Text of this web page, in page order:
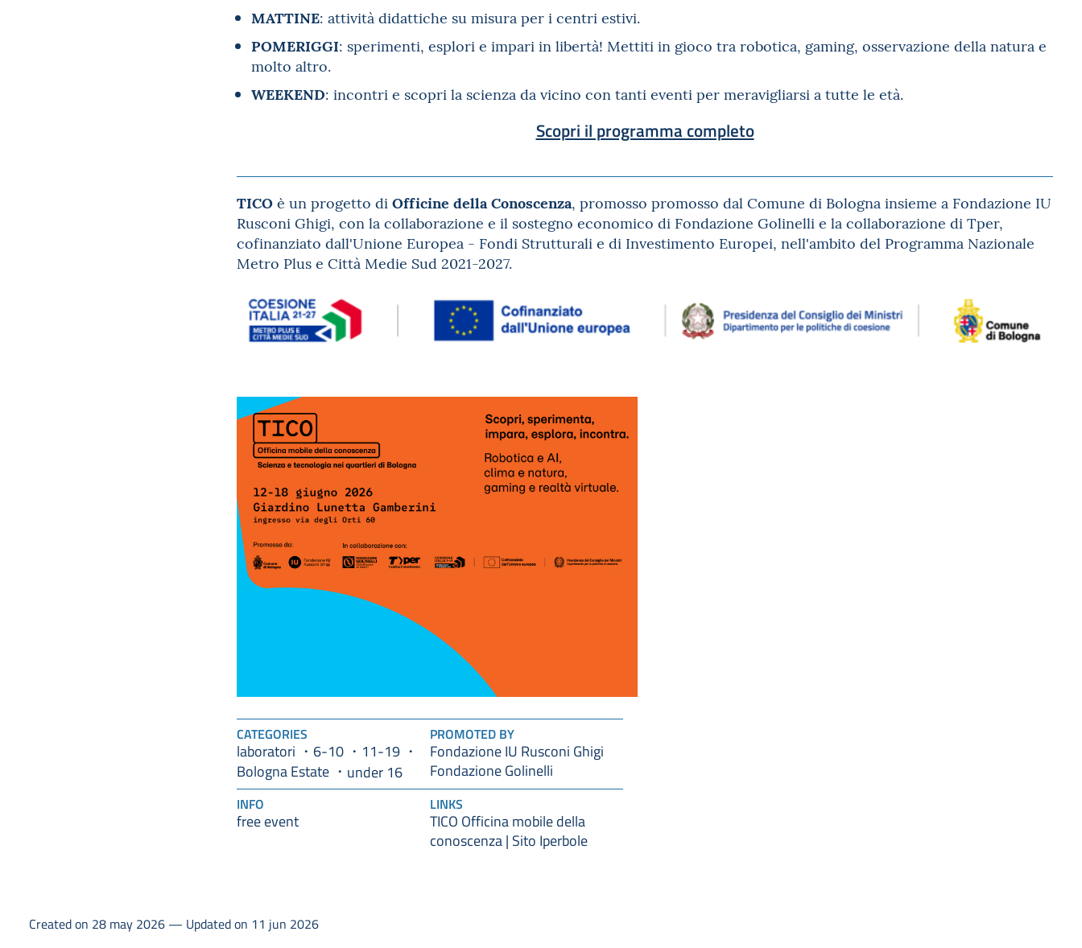
MATTINE: attività didattiche su misura per i centri estivi.
POMERIGGI: sperimenti, esplori e impari in libertà! Mettiti in gioco tra robotica, gaming, osservazione della natura e
molto altro.
WEEKEND: incontri e scopri la scienza da vicino con tanti eventi per meravigliarsi a tutte le età.
Scopri il programma completo
TICO è un progetto di Officine della Conoscenza, promosso promosso dal Comune di Bologna insieme a Fondazione IU
Rusconi Ghigi, con la collaborazione e il sostegno economico di Fondazione Golinelli e la collaborazione di Tper,
cofinanziato dall'Unione Europea - Fondi Strutturali e di Investimento Europei, nell'ambito del Programma Nazionale
Metro Plus e Città Medie Sud 2021-2027.
CATEGORIES
laboratori 6-10
11-19
Bologna Estate
under 16
PROMOTED BY
Fondazione IU Rusconi Ghigi
Fondazione Golinelli
INFO
free event
LINKS
TICO Officina mobile della
conoscenza | Sito Iperbole
Created on 28 may 2026 — Updated on 11 jun 2026